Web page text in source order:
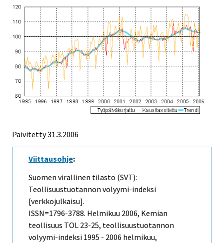
Päivitetty31.3.2006
Viittausohje:
Suomen virallinen tilasto (SVT):
Teollisuustuotannon volyymi-indeksi
[verkkojulkaisu].
ISSN=1796-3788. Helmikuu 2006, Kemian
teollisuus TOL 23-25, teollisuustuotannon
volyymi-indeksi 1995 - 2006 helmikuu,